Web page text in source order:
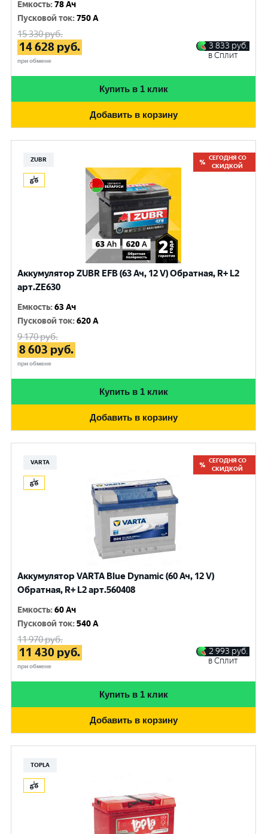
Емкость:78 Ач
Пусковой ток:750 A
15 330руб.
14 628 руб.
при обмене
3 833 руб.
в Сплит
Купить в 1 клик
Добавить в корзину
ZUBR
СЕГОДНЯ СО
СКИДКОЙ
Аккумулятор ZUBR EFB (63 Ач, 12 V) Обратная, R+ L2
арт.ZE630
Емкость:63 Ач
Пусковой ток:620 A
9 170руб.
8 603 руб.
при обмене
Купить в 1 клик
Добавить в корзину
VARTA
СЕГОДНЯ СО
СКИДКОЙ
Аккумулятор VARTA Blue Dynamic (60 Ач, 12 V)
Обратная, R+ L2 арт.560408
Емкость:60 Ач
Пусковой ток:540 A
11 970руб.
11 430 руб.
при обмене
2 993 руб.
в Сплит
Купить в 1 клик
Добавить в корзину
TOPLA